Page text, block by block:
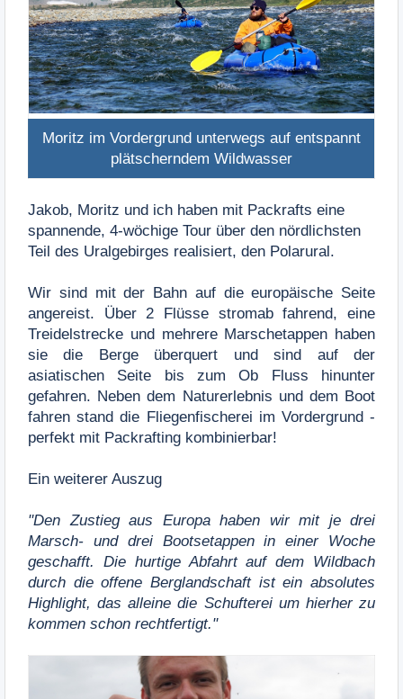
Moritz im Vordergrund unterwegs auf entspannt
plätscherndem Wildwasser
Jakob, Moritz und ich haben mit Packrafts eine
spannende, 4-wöchige Tour über den nördlichsten
Teil des Uralgebirges realisiert, den Polarural.
Wir sind mit der Bahn auf die europäische Seite
angereist. Über 2 Flüsse stromab fahrend, eine
Treidelstrecke und mehrere Marschetappen haben
sie die Berge überquert und sind auf der
asiatischen Seite bis zum Ob Fluss hinunter
gefahren. Neben dem Naturerlebnis und dem Boot
fahren stand die Fliegenfischerei im Vordergrund -
perfekt mit Packrafting kombinierbar!
Ein weiterer Auszug
"Den Zustieg aus Europa haben wir mit je drei
Marsch- und drei Bootsetappen in einer Woche
geschafft. Die hurtige Abfahrt auf dem Wildbach
durch die offene Berglandschaft ist ein absolutes
Highlight, das alleine die Schufterei um hierher zu
kommen schon rechtfertigt."